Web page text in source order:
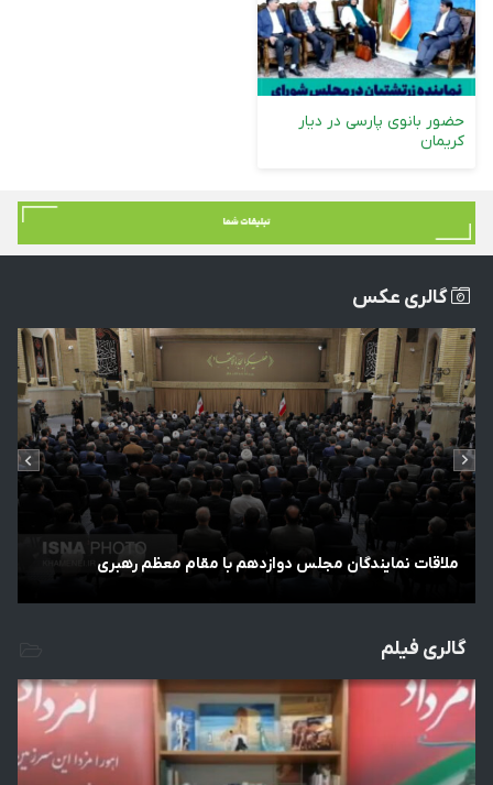
حضور بانوی پارسی در دیار
کریمان
گالری عکس
ملاقات نمایندگان مجلس دوازدهم با مقام معظم رهبری
گالری فیلم